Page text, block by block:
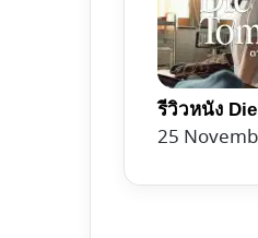
รีวิวหนัง
25